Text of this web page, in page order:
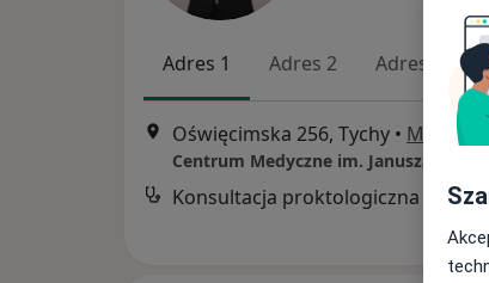
Adres 1 Adres 2 Adres 3
Oświęcimska 256, Tychy • Mapa
Centrum Medyczne im. Janusza
Konsultacja proktologiczna